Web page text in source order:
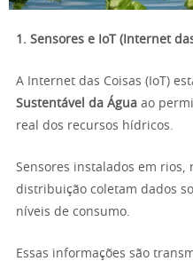
1. Sensores e IoT (Internet
A Internet das Coisas (IoT)
Sustentável da Água ao
real dos recursos hídricos.
Sensores instalados em rios,
distribuição coletam dados
níveis de consumo.
Essas informações são